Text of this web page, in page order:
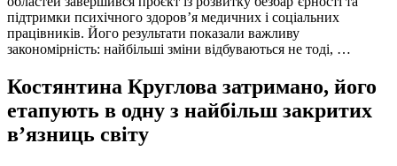
підтримки психічного здоров’я медичних і соціальних
працівників. Його результати показали важливу
закономірність: найбільші зміни відбуваються не тоді, …
Костянтина Круглова затримано, його
етапують в одну з найбільш закритих
в’язниць світу